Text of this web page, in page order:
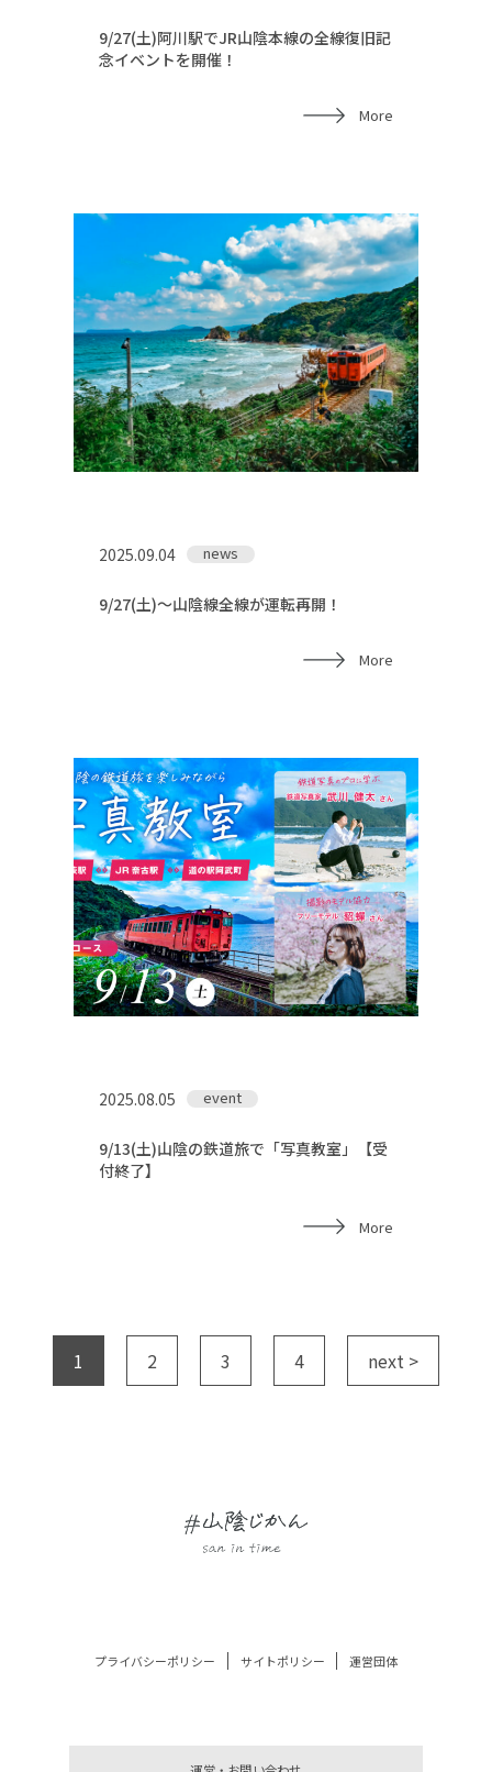
9/27(土)阿川駅でJR山陰本線の全線復旧記
念イベントを開催！
More
2025.09.04 news
9/27(土)～山陰線全線が運転再開！
More
2025.08.05 event
9/13(土)山陰の鉄道旅で「写真教室」【受
付終了】
More
1 2 3 4 next >
プライバシーポリシー サイトポリシー 運営団体